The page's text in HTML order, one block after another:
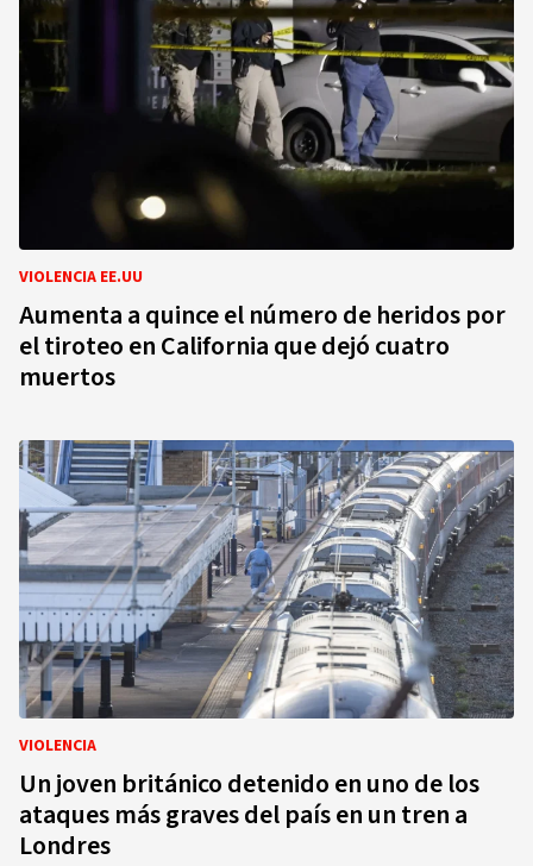
VIOLENCIA EE.UU
Aumenta a quince el número de heridos por
el tiroteo en California que dejó cuatro
muertos
VIOLENCIA
Un joven británico detenido en uno de los
ataques más graves del país en un tren a
Londres